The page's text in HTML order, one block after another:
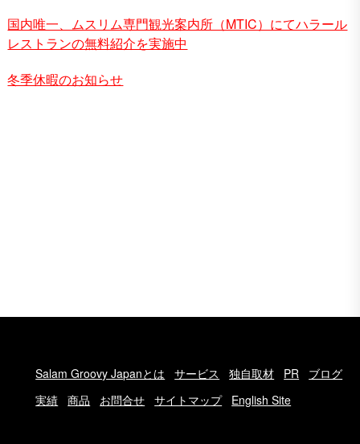
国内唯一、ムスリム専門観光案内所（MTIC）にてハラール
レストランの無料紹介を実施中
冬季休暇のお知らせ
Salam Groovy Japanとは サービス 独自取材 PR
ブログ
実績
商品 お問合せ サイトマップ English Site